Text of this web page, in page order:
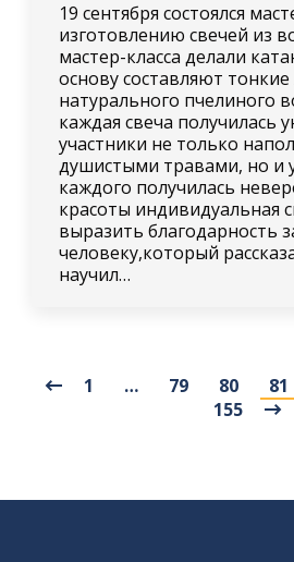
19 сентября состоялся
изготовлению свечей из
мастер-класса делали
основу составляют
натурального пчелиного
каждая свеча получилась
участники не только
душистыми травами, но и
каждого получилась
красоты индивидуальная
выразить благодарность
человеку,который
научил…
1 … 79 80 81
155